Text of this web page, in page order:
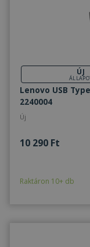
ÚJ
Lenovo USB
2240004
Új
10 290 Ft
Raktáron 10+ db